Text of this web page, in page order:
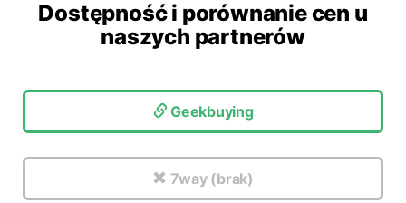
Dostępność i porównanie cen u
naszych partnerów
Geekbuying
7way (brak)